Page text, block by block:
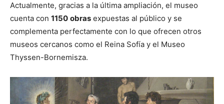
Actualmente, gracias a la última ampliación, el museo
cuenta con 1150 obras expuestas al público y se
complementa perfectamente con lo que ofrecen otros
museos cercanos como el Reina Sofía y el Museo
Thyssen-Bornemisza.